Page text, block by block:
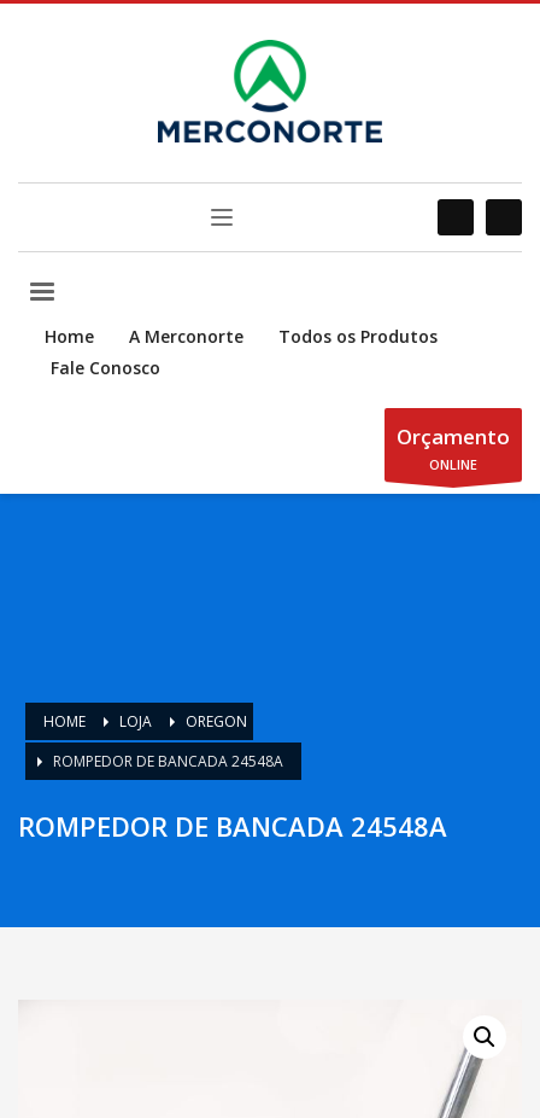
Home A Merconorte
Todos os Produtos
Fale Conosco
Orçamento
ONLINE
HOME LOJA
OREGON
ROMPEDOR DE BANCADA 24548A
ROMPEDOR DE BANCADA 24548A